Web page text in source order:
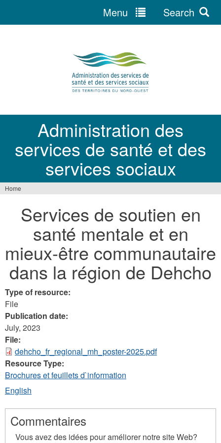
Administration des
services de santé et des
services sociaux
Menu Search
are
Home
Services de soutien en
santé mentale et en
mieux-être communautaire
dans la région de Dehcho
Type of resource:
File
Publication date:
July, 2023
File:
dehcho_fr_regional_mh_poster-2025.pdf
Resource Type:
Brochures et feuillets d`information
English
Commentaires
Vous avez des idées pour améliorer notre site Web?